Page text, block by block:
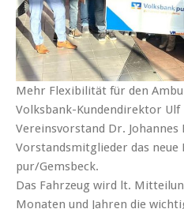
Mehr Flexibilität für den
Volksbank-Kundendirektor Ulf
Vereinsvorstand Dr.
Vorstandsmitglieder das neue
pur/Gemsbeck.
Das Fahrzeug wird lt.
Monaten und Jahren die